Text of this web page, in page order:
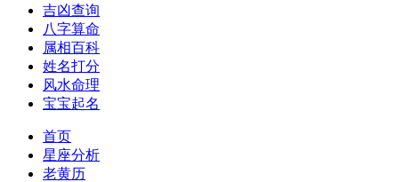
吉凶查询
八字算命
属相百科
姓名打分
风水命理
宝宝起名
首页
星座分析
老黄历